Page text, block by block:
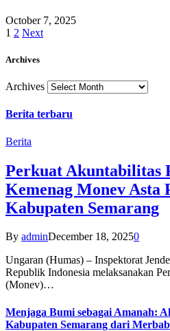
October 7, 2025
1 2 Next
Archives
Archives
Berita terbaru
Berita
Perkuat Akuntabilitas
Kemenag Monev Asta
Kabupaten Semarang
By adminDecember 18, 20250
Ungaran (Humas) – Inspektorat
Republik Indonesia melaksanakan
(Monev)…
Menjaga Bumi sebagai Amanah:
Kabupaten Semarang dari